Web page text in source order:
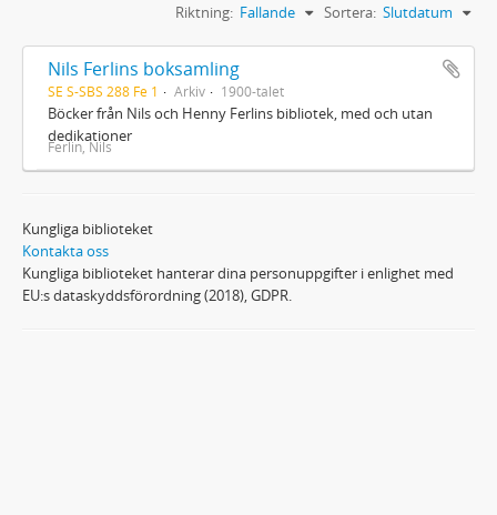
Sortera: Slutdatum
Riktning: Fallande
Nils Ferlins boksamling
SE S-SBS 288 Fe 1 Arkiv 1900-talet
Böcker från Nils och Henny Ferlins bibliotek, med och utan
dedikationer
Ferlin, Nils
Kungliga biblioteket
Kontakta oss
Kungliga biblioteket hanterar dina personuppgifter i enlighet med
EU:s dataskyddsförordning (2018), GDPR.